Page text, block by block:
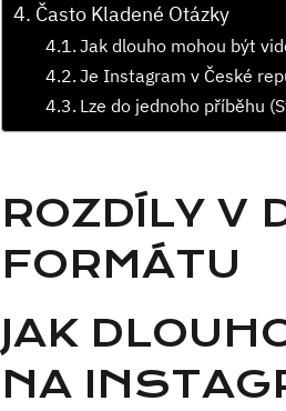
Často Kladené Otázky
Jak dlouho mohou být
Je Instagram v České
Lze do jednoho příběhu
ROZDÍLY V
FORMÁTU
JAK
NA